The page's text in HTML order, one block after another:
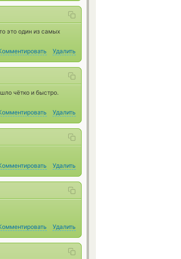
это один из самых
Удалить
чётко и быстро.
Удалить
Удалить
Удалить